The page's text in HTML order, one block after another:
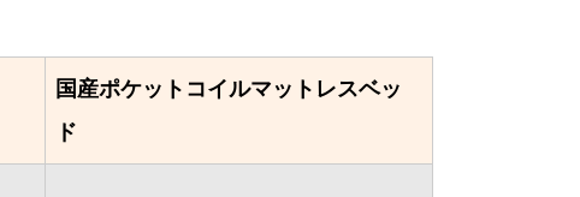
国産ポケットコイルマットレスベッ
ド